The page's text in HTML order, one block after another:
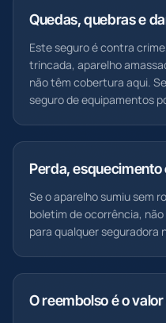
Quedas, quebras e
Este seguro é contra
trincada, aparelho
não têm cobertura aqui.
seguro de equipamentos
Perda, esquecimento
Se o aparelho sumiu sem
boletim de ocorrência,
para qualquer seguradora
O reembolso é o